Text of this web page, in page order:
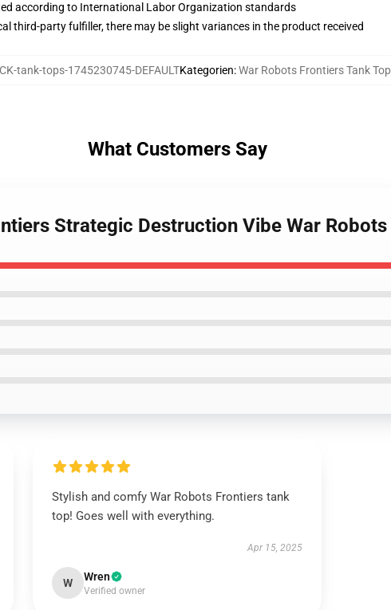
according to International Labor Organization standards
third-party fulfiller, there may be slight variances in the product received
tank-tops-1745230745-DEFAULTKategorien:War Robots Frontiers Tank
What Customers Say
Strategic Destruction Vibe War
Stylish and comfy War Robots Frontiers tank
top! Goes well with everything.
Apr 15, 2025
W Wren
Verified owner